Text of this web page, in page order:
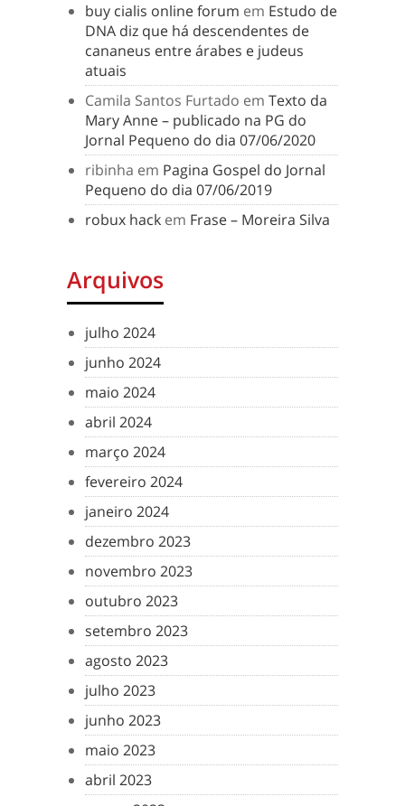
buy cialis online forum em Estudo de
DNA diz que há descendentes de
cananeus entre árabes e judeus
atuais
Camila Santos Furtado em Texto da
Mary Anne – publicado na PG do
Jornal Pequeno do dia 07/06/2020
ribinha em Pagina Gospel do Jornal
Pequeno do dia 07/06/2019
robux hack em Frase – Moreira Silva
Arquivos
julho 2024
junho 2024
maio 2024
abril 2024
março 2024
fevereiro 2024
janeiro 2024
dezembro 2023
novembro 2023
outubro 2023
setembro 2023
agosto 2023
julho 2023
junho 2023
maio 2023
abril 2023